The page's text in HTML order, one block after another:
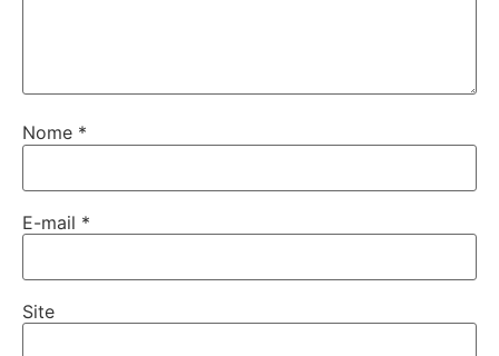
Nome *
E-mail *
Site